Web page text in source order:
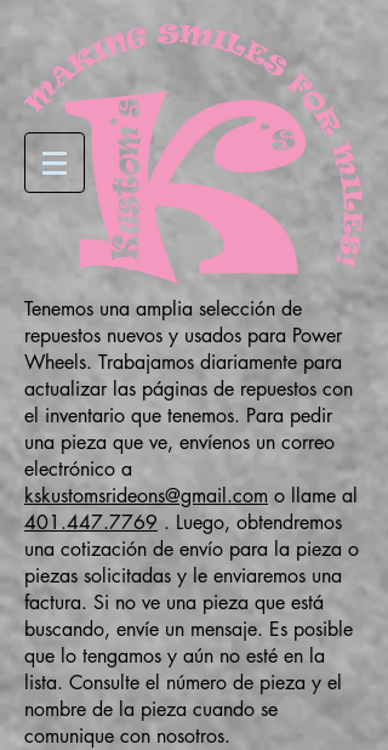
Tenemos una amplia selección de
repuestos nuevos y usados para Power
Wheels. Trabajamos diariamente para
actualizar las páginas de repuestos con
el inventario que tenemos. Para pedir
una pieza que ve, envíenos un correo
electrónico a
kskustomsrideons@gmail.com o llame al
401.447.7769 . Luego, obtendremos
una cotización de envío para la pieza o
piezas solicitadas y le enviaremos una
factura. Si no ve una pieza que está
buscando, envíe un mensaje. Es posible
que lo tengamos y aún no esté en la
lista. Consulte el número de pieza y el
nombre de la pieza cuando se
comunique con nosotros.